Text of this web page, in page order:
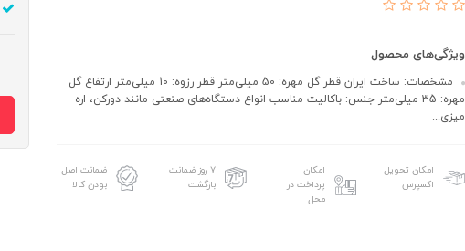
ویژگی‌های محصول
مشخصات: ساخت ایران قطر گل مهره: 50 میلی‌متر قطر رزوه: 10 میلی‌متر ارتفاع گل
مهره: 35 میلی‌متر جنس: باکالیت مناسب انواع دستگاه‌های صنعتی مانند دورکن، اره
میزی...
امکان تحویل
اکسپرس
امکان
پرداخت در
محل
۷ روز ضمانت
بازگشت
ضمانت اصل
بودن کالا